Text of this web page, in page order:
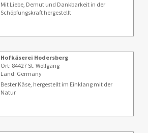
Mit Liebe, Demut und Dankbarkeit in der
Schöpfungskraft hergestellt
Hofkäserei Hodersberg
Ort: 84427 St. Wolfgang
Land: Germany
Bester Käse, hergestellt im Einklang mit der
Natur